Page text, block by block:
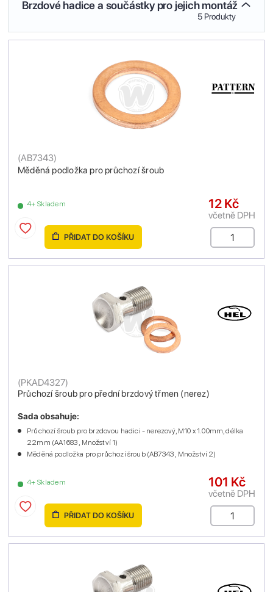
Brzdové hadice a součástky pro jejich montáž
5 Produkty
Měděná podložka pro průchozí šroub
(AB7343)
4+ Skladem 12 Kč
včetně DPH
PŘIDAT DO KOŠÍKU
Průchozí šroub pro přední brzdový třmen (nerez)
(PKAD4327)
4+ Skladem
Sada obsahuje:
Průchozí šroub pro brzdovou hadici - nerezový, M10 x 1.00mm, délka
22mm (AA1683 , Množství 1)
Měděná podložka pro průchozí šroub (AB7343 , Množství 2)
101 Kč
včetně DPH
PŘIDAT DO KOŠÍKU